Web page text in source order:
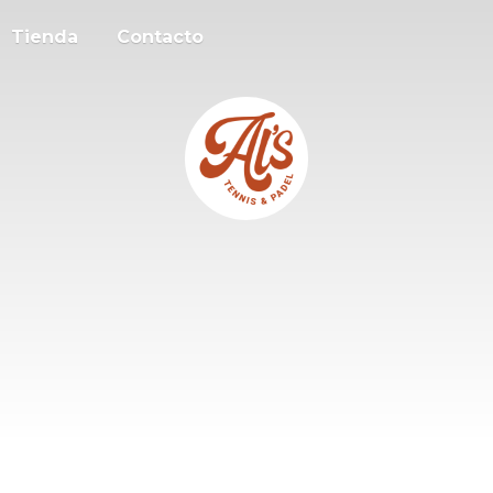
Tienda Contacto